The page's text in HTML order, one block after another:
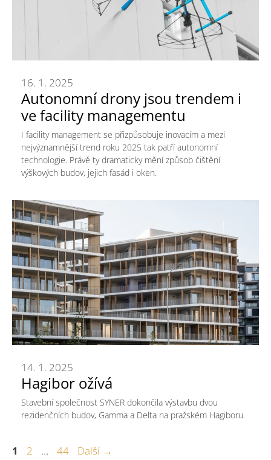
Autonomní drony jsou trendem i
ve facility managementu
16. 1. 2025
I facility management se přizpůsobuje inovacím a mezi
nejvýznamnější trend roku 2025 tak patří autonomní
technologie. Právě ty dramaticky mění způsob čištění
výškových budov, jejich fasád i oken.
Hagibor ožívá
14. 1. 2025
Stavební společnost SYNER dokončila výstavbu dvou
rezidenčních budov, Gamma a Delta na pražském Hagiboru.
Stránka
1 Stránka
2 … Stránka
44 Další →